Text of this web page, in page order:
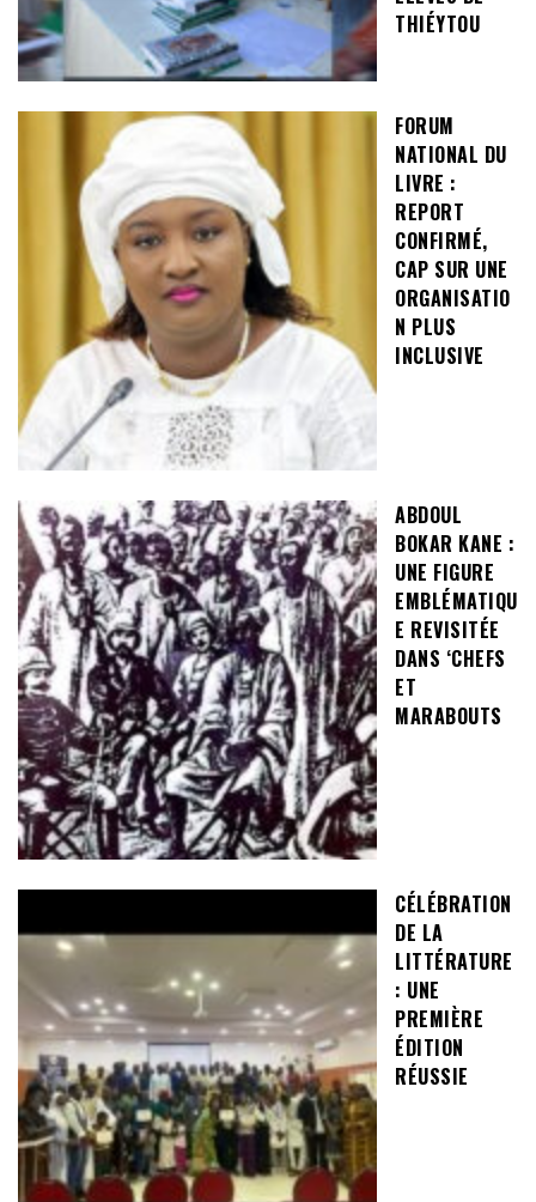
THIÉYTOU
FORUM
NATIONAL DU
LIVRE :
REPORT
CONFIRMÉ,
CAP SUR UNE
ORGANISATIO
N PLUS
INCLUSIVE
ABDOUL
BOKAR KANE :
UNE FIGURE
EMBLÉMATIQU
E REVISITÉE
DANS ‘CHEFS
ET
MARABOUTS
CÉLÉBRATION
DE LA
LITTÉRATURE
: UNE
PREMIÈRE
ÉDITION
RÉUSSIE